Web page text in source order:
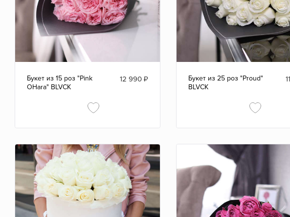
Букет из 15 роз "Pink
OHara" BLVCK
12 990 ₽
Букет из 25 роз "Proud"
BLVCK